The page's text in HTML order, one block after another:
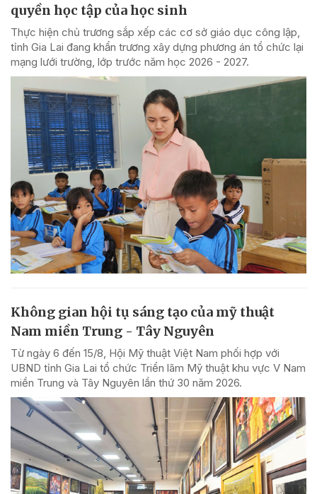
quyền học tập của học sinh
Thực hiện chủ trương sắp xếp các cơ sở giáo dục công lập,
tỉnh Gia Lai đang khẩn trương xây dựng phương án tổ chức lại
mạng lưới trường, lớp trước năm học 2026 - 2027.
Không gian hội tụ sáng tạo của mỹ thuật
Nam miền Trung - Tây Nguyên
Từ ngày 6 đến 15/8, Hội Mỹ thuật Việt Nam phối hợp với
UBND tỉnh Gia Lai tổ chức Triển lãm Mỹ thuật khu vực V Nam
miền Trung và Tây Nguyên lần thứ 30 năm 2026.